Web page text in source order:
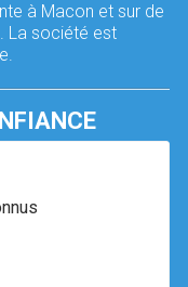
à Macon et sur de
La société est